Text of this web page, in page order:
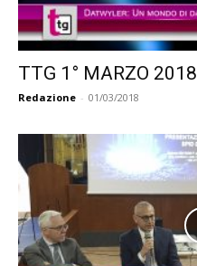
TTG 1° MARZO 2018
Redazione - 01/03/2018